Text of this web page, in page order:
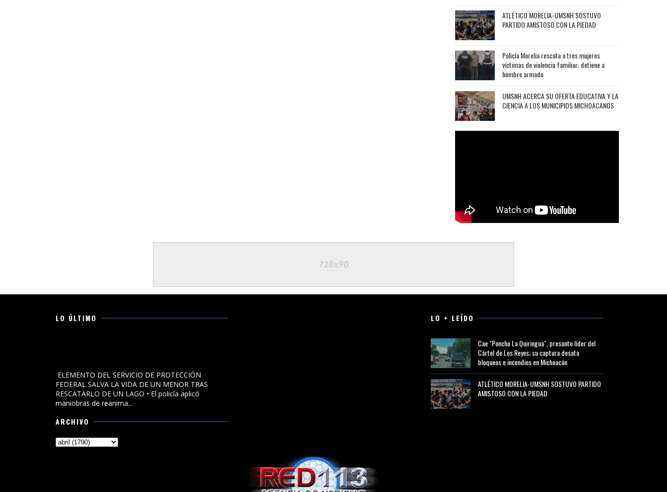
ATLÉTICO MORELIA-UMSNH SOSTUVO
PARTIDO AMISTOSO CON LA PIEDAD
Policía Morelia rescata a tres mujeres
víctimas de violencia familiar; detiene a
hombre armado
UMSNH ACERCA SU OFERTA EDUCATIVA Y LA
CIENCIA A LOS MUNICIPIOS MICHOACANOS
LO ÚLTIMO
ELEMENTO DEL SERVICIO DE PROTECCIÓN
FEDERAL SALVA LA VIDA DE UN MENOR TRAS
RESCATARLO DE UN LAGO • El policía aplicó
maniobras de reanima...
ARCHIVO
LO + LEÍDO
Cae "Poncho La Quiringua", presunto líder del
Cártel de Los Reyes; su captura desata
bloqueos e incendios en Michoacán
ATLÉTICO MORELIA-UMSNH SOSTUVO PARTIDO
AMISTOSO CON LA PIEDAD